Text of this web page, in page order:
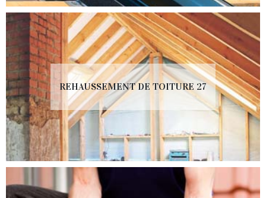
REHAUSSEMENT DE TOITURE 27